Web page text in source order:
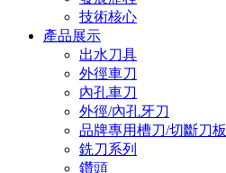
技術核心
產品展示
出水刀具
外徑車刀
內孔車刀
外徑/內孔牙刀
品牌專用槽刀/切斷刀板
銑刀系列
鑽頭